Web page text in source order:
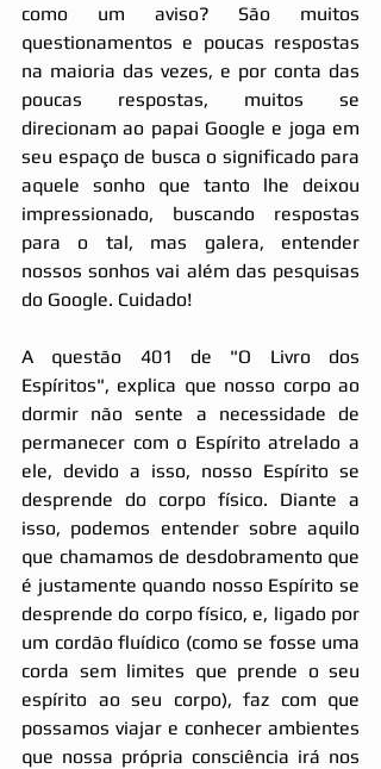
como um aviso? São muitos
questionamentos e poucas respostas
na maioria das vezes, e por conta das
poucas respostas, muitos se
direcionam ao papai Google e joga em
seu espaço de busca o significado para
aquele sonho que tanto lhe deixou
impressionado, buscando respostas
para o tal, mas galera, entender
nossos sonhos vai além das pesquisas
do Google. Cuidado!
A questão 401 de "O Livro dos
Espíritos", explica que nosso corpo ao
dormir não sente a necessidade de
permanecer com o Espírito atrelado a
ele, devido a isso, nosso Espírito se
desprende do corpo físico. Diante a
isso, podemos entender sobre aquilo
que chamamos de desdobramento que
é justamente quando nosso Espírito se
desprende do corpo físico, e, ligado por
um cordão fluídico (como se fosse uma
corda sem limites que prende o seu
espírito ao seu corpo), faz com que
possamos viajar e conhecer ambientes
que nossa própria consciência irá nos